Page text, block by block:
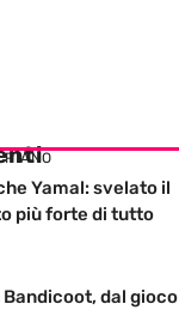
PIANO
Yamal: svelato il
più forte di tutto
Bandicoot, dal gioco